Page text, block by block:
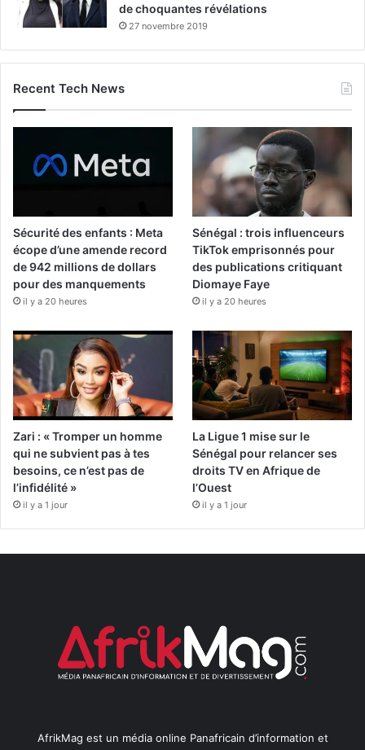
de choquantes révélations
27 novembre 2019
Recent Tech News
Sécurité des enfants : Meta
écope d’une amende record
de 942 millions de dollars
pour des manquements
il y a 20 heures
Sénégal : trois influenceurs
TikTok emprisonnés pour
des publications critiquant
Diomaye Faye
il y a 20 heures
Zari : « Tromper un homme
qui ne subvient pas à tes
besoins, ce n’est pas de
l’infidélité »
il y a 1 jour
La Ligue 1 mise sur le
Sénégal pour relancer ses
droits TV en Afrique de
l’Ouest
il y a 1 jour
AfrikMag est un média online Panafricain d’information et